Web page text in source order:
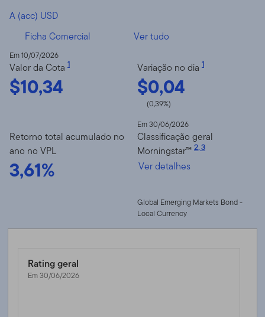
A (acc) USD
Ficha Comercial
Ver tudo
Em 10/07/2026
Valor da Cota 1
$10,34
Variação no dia 1
$0,04
(0,39%)
Retorno total acumulado no
ano no VPL
3,61%
Em 30/06/2026
Classificação geral
Morningstar™ 2,3
Ver detalhes
Global Emerging Markets Bond -
Local Currency
Rating geral
Em 30/06/2026